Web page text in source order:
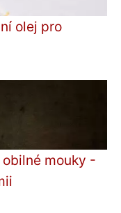
olej pro
mouky -